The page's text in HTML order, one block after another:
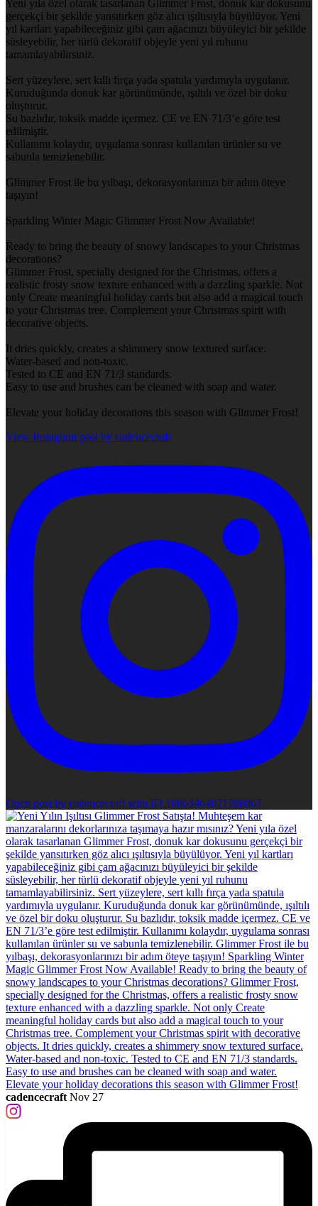
Yeni yıla özel olarak tasarlanan Glimmer Frost, donuk kar dokusunu
gerçekçi bir şekilde yansıtırken göz alıcı ışıltısıyla büyülüyor. Yeni
yıl kartları yapabileceğiniz gibi çam ağacınızı büyüleyici bir şekilde
süsleyebilir, her türlü dekoratif objeyle yeni yıl ruhunu
tamamlayabilirsiniz.
Sert yüzeylere, sert kıllı fırça yada spatula yardımıyla uygulanır.
Kuruduğunda donuk kar görünümünde, ışıltılı ve özel bir doku
oluşturur.
Su bazlıdır, toksik madde içermez. CE ve EN 71/3’e göre test
edilmiştir.
Kullanımı kolaydır, uygulama sonrası kullanılan ürünler su ve
sabunla temizlenebilir.
Glimmer Frost ile bu yılbaşı, dekorasyonlarınızı bir adım öteye
taşıyın!
Sparkling Winter Magic Glimmer Frost Now Available!
Ready to bring the beauty of snowy landscapes to your Christmas
decorations?
Glimmer Frost, specially designed for the Christmas, offers a
realistic frosty snow texture enhanced with a dazzling sparkle. Not
only Create meaningful holiday cards but also add a magical touch
to your Christmas tree. Complement your Christmas spirit with
decorative objects.
It dries quickly, creates a shimmery snow textured surface.
Water-based and non-toxic.
Tested to CE and EN 71/3 standards.
Easy to use and brushes can be cleaned with soap and water.
Elevate your holiday decorations this season with Glimmer Frost!
View Instagram post by cadencecraft
Open post by cadencecraft with ID 18063464071788067
cadencecraft Nov 27